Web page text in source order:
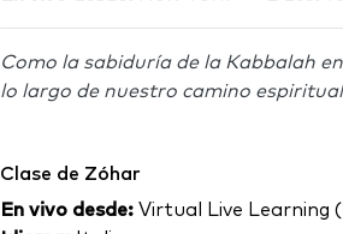
Como la sabiduría de la Kabbalah
lo largo de nuestro camino
Clase de Zóhar
En vivo desde: Virtual Live Learning